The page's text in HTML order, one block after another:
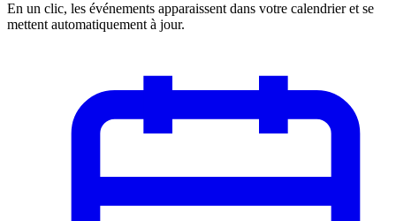
En un clic, les événements apparaissent dans votre calendrier et se
mettent automatiquement à jour.